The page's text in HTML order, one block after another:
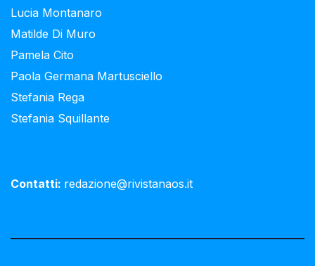
Lucia Montanaro
Matilde Di Muro
Pamela Cito
Paola Germana Martusciello
Stefania Rega
Stefania Squillante
Contatti: redazione@rivistanaos.it